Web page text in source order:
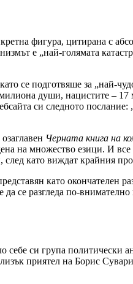
фигура, цитирана с
е „най-голямата
се подготвяше за „най-
души, нацистите –
си следното
Черната книга на
на множество езици. И все
след като виждат крайния
като окончателен
се разгледа по-внимателно
си група политически
приятел на Борис